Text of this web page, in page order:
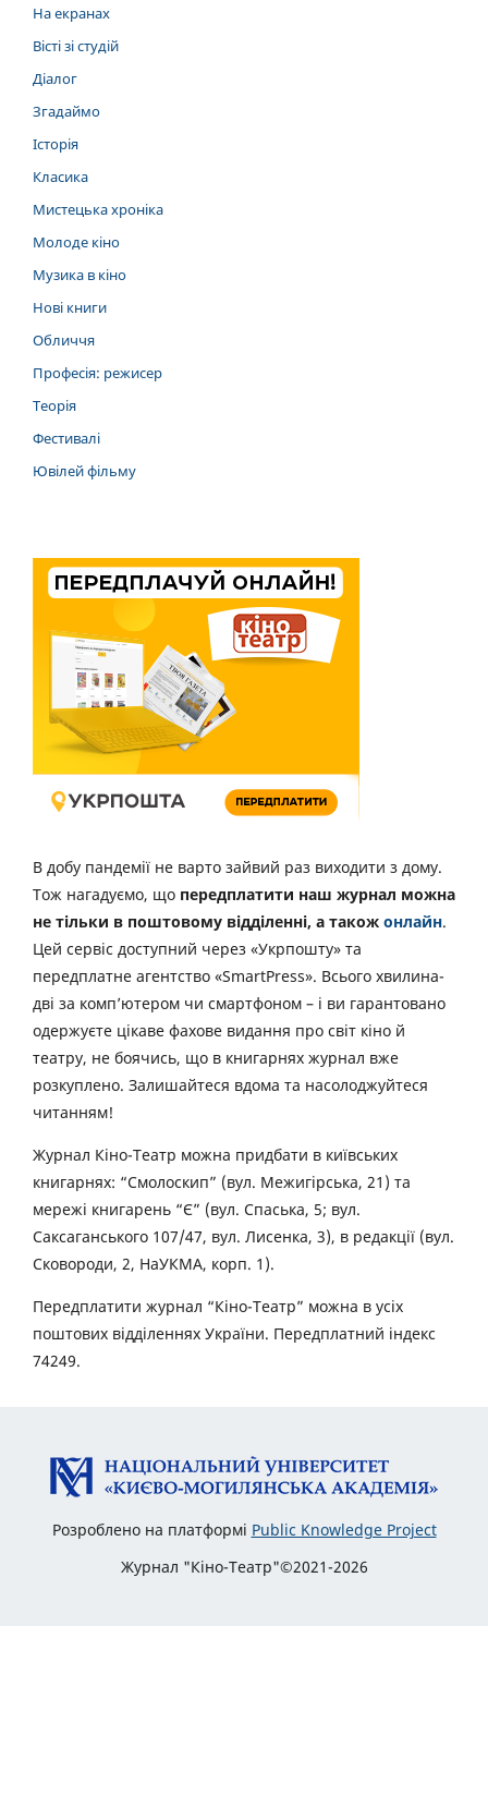
На екранах
Вісті зі студій
Діалог
Згадаймо
Історія
Класика
Мистецька хроніка
Молоде кіно
Музика в кіно
Нові книги
Обличчя
Професія: режисер
Теорія
Фестивалі
Ювілей фільму
В добу пандемії не варто зайвий раз виходити з дому.
Тож нагадуємо, що передплатити наш журнал можна
не тільки в поштовому відділенні, а також онлайн.
Цей сервіс доступний через «Укрпошту» та
передплатне агентство «SmartPress». Всього хвилина-
дві за комп’ютером чи смартфоном – і ви гарантовано
одержуєте цікаве фахове видання про світ кіно й
театру, не боячись, що в книгарнях журнал вже
розкуплено. Залишайтеся вдома та насолоджуйтеся
читанням!
Журнал Кіно-Театр можна придбати в київських
книгарнях: “Смолоскип” (вул. Межигірська, 21) та
мережі книгарень “Є” (вул. Спаська, 5; вул.
Саксаганського 107/47, вул. Лисенка, 3), в редакції (вул.
Сковороди, 2, НаУКМА, корп. 1).
Передплатити журнал “Кіно-Театр” можна в усіх
поштових відділеннях України. Передплатний індекс
74249.
Розроблено на платформі Public Knowledge Project
Журнал "Кіно-Театр"©2021-2026